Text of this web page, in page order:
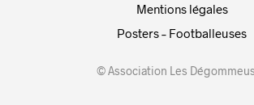
Mentions légales
Posters – Footballeuses
© Association Les